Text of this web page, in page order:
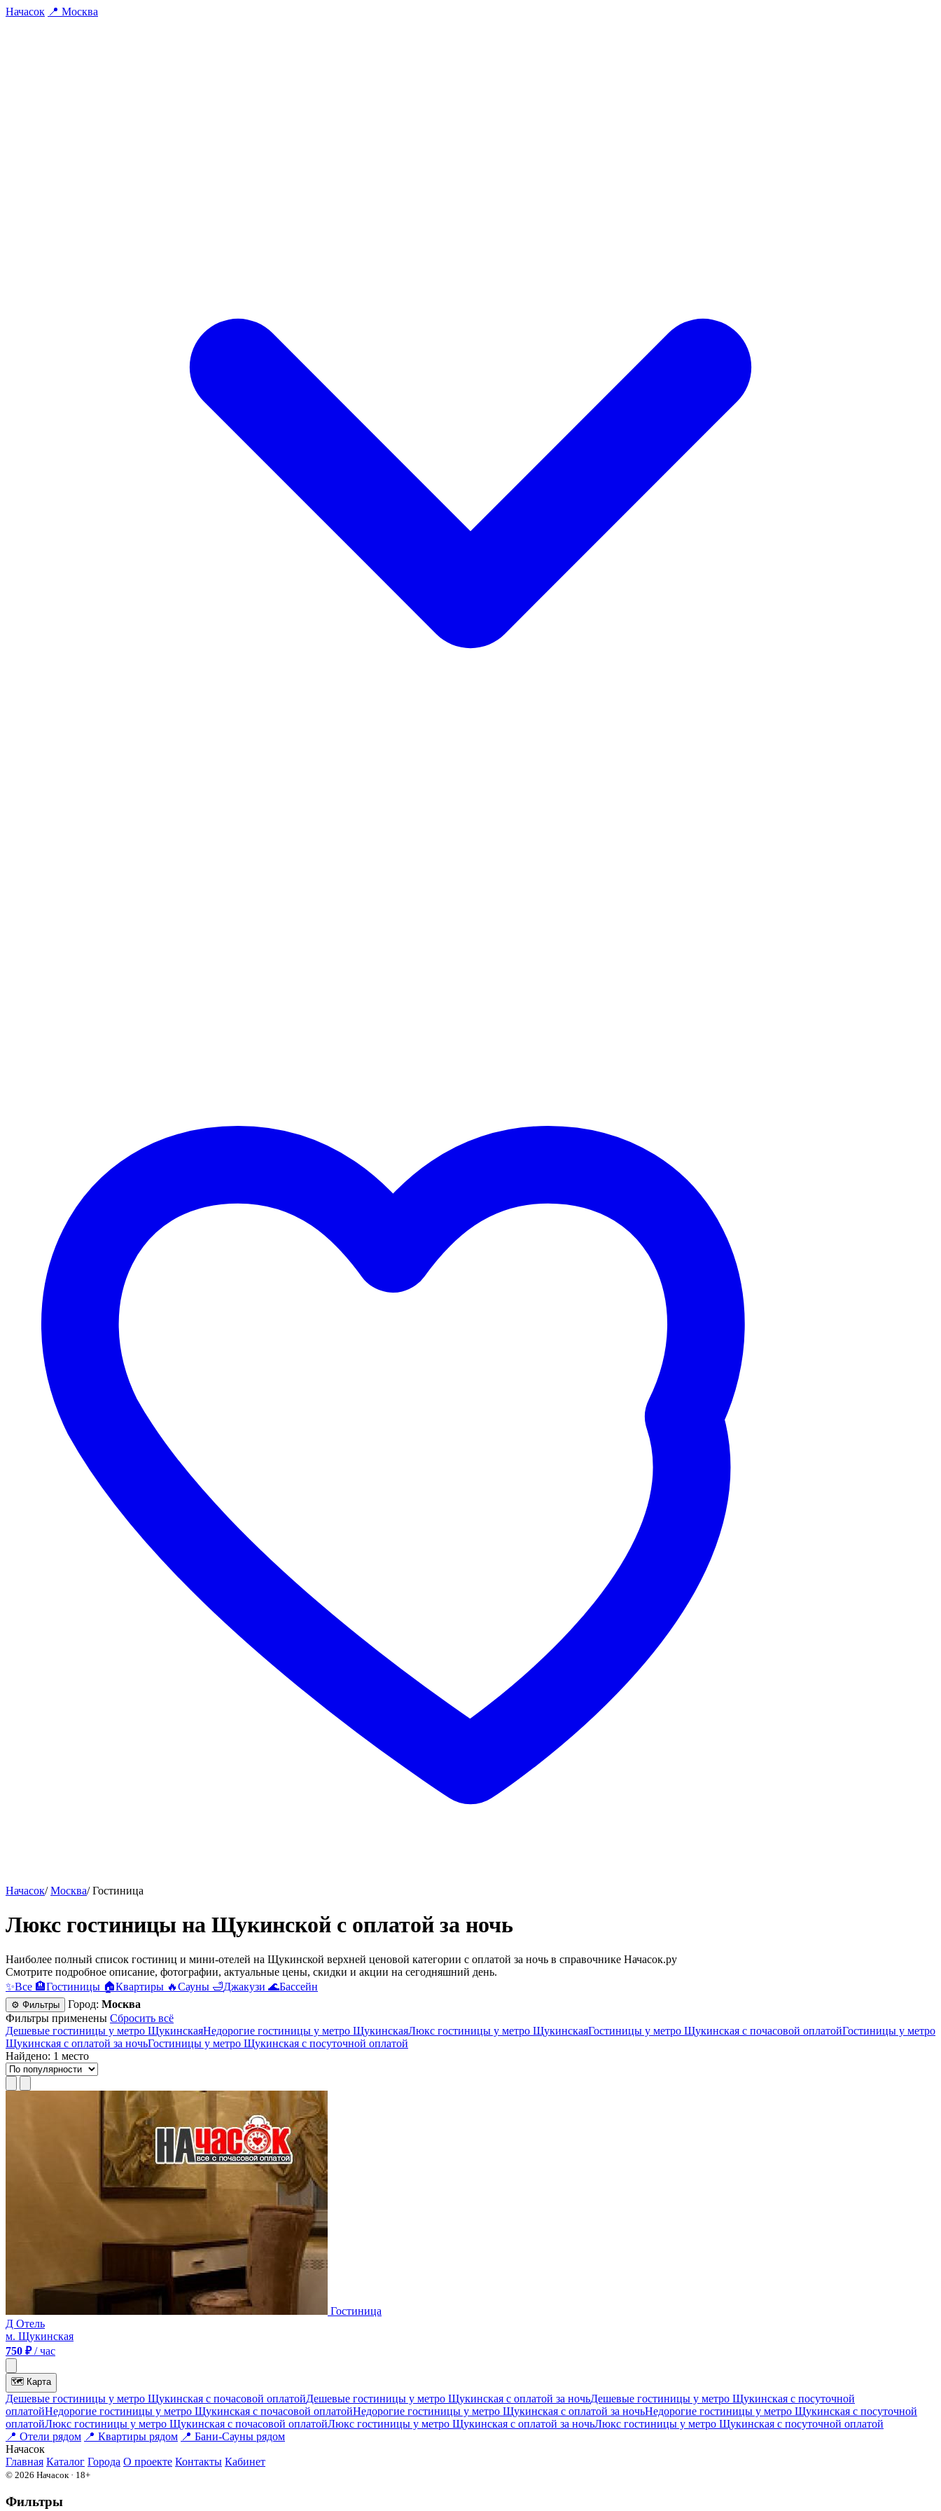
Начасок 📍 Москва
Начасок/ Москва/ Гостиница
Люкс гостиницы на Щукинской с оплатой за ночь
Наиболее полный список гостиниц и мини-отелей на Щукинской верхней ценовой категории с оплатой за ночь в справочнике Начасок.ру
Смотрите подробное описание, фотографии, актуальные цены, скидки и акции на сегодняшний день.
✨Все 🏨Гостиницы 🏠Квартиры 🔥Сауны 🛁Джакузи 🌊Бассейн
⚙ Фильтры Город: Москва
Фильтры применены Сбросить всё
Дешевые гостиницы у метро ЩукинскаяНедорогие гостиницы у метро ЩукинскаяЛюкс гостиницы у метро ЩукинскаяГостиницы у метро Щукинская c почасовой оплатойГостиницы у метро
Щукинская с оплатой за ночьГостиницы у метро Щукинская c посуточной оплатой
Найдено: 1 место
Гостиница
Д Отель
м. Щукинская
750 ₽/ час
🗺 Карта
Дешевые гостиницы у метро Щукинская c почасовой оплатойДешевые гостиницы у метро Щукинская с оплатой за ночьДешевые гостиницы у метро Щукинская c посуточной
оплатойНедорогие гостиницы у метро Щукинская c почасовой оплатойНедорогие гостиницы у метро Щукинская с оплатой за ночьНедорогие гостиницы у метро Щукинская c посуточной
оплатойЛюкс гостиницы у метро Щукинская c почасовой оплатойЛюкс гостиницы у метро Щукинская с оплатой за ночьЛюкс гостиницы у метро Щукинская c посуточной оплатой
📍 Отели рядом 📍 Квартиры рядом 📍 Бани-Сауны рядом
Начасок
Главная Каталог Города О проекте Контакты Кабинет
© 2026 Начасок · 18+
Фильтры